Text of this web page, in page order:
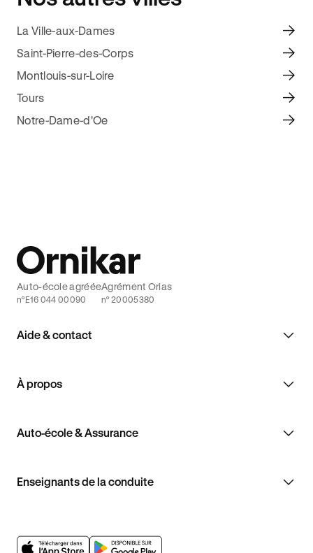
La Ville-aux-Dames
Saint-Pierre-des-Corps
Montlouis-sur-Loire
Tours
Notre-Dame-d'Oe
Aide & contact
À propos
Auto-école & Assurance
Enseignants de la conduite
Auto-école agréée
n°E16 044 00090
Agrément Orias
n° 20005380